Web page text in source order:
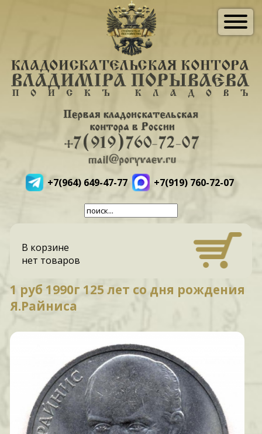
+7(964) 649-47-77 +7(919) 760-72-07
В корзине
нет товаров
1 руб 1990г 125 лет со дня рождения
Я.Райниса